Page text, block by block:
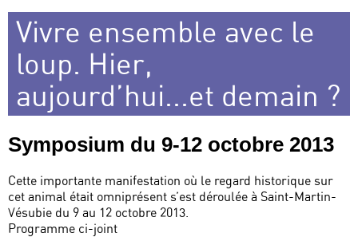
Vivre ensemble avec le
loup. Hier,
aujourd’hui...et demain ?
Symposium du 9-12 octobre 2013
Cette importante manifestation où le regard historique sur
cet animal était omniprésent s’est déroulée à Saint-Martin-
Vésubie du 9 au 12 octobre 2013.
Programme ci-joint